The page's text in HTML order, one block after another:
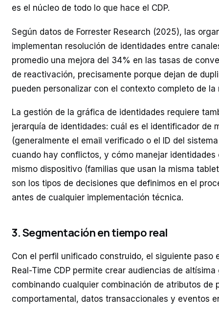
es el núcleo de todo lo que hace el CDP.
Según datos de Forrester Research (2025), las
implementan resolución de identidades entre
promedio una mejora del 34% en las tasas de
de reactivación, precisamente porque dejan de
pueden personalizar con el contexto completo de la
La gestión de la gráfica de identidades requiere
jerarquía de identidades: cuál es el identificador de
(generalmente el email verificado o el ID del
cuando hay conflictos, y cómo manejar identidades
mismo dispositivo (familias que usan la misma
son los tipos de decisiones que definimos en el
antes de cualquier implementación técnica.
3. Segmentación en tiempo real
Con el perfil unificado construido, el siguiente paso
Real-Time CDP permite crear audiencias de altísima
combinando cualquier combinación de atributos de
comportamental, datos transaccionales y eventos